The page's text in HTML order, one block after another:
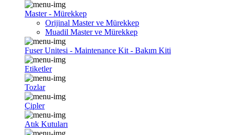
Master - Mürekkep
Orijinal Master ve Mürekkep
Muadil Master ve Mürekkep
Fuser Unitesi - Maintenance Kit - Bakım Kiti
Etiketler
Tozlar
Çipler
Atık Kutuları